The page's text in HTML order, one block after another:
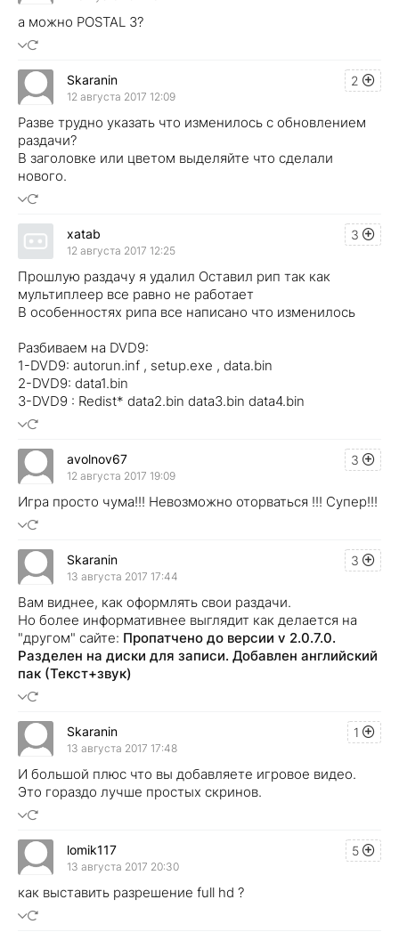
а можно POSTAL 3?
2
Skaranin
12 августа 2017 12:09
Разве трудно указать что изменилось с обновлением
раздачи?
В заголовке или цветом выделяйте что сделали
нового.
3
xatab
12 августа 2017 12:25
Прошлую раздачу я удалил Оставил рип так как
мультиплеер все равно не работает
В особенностях рипа все написано что изменилось
Разбиваем на DVD9:
1-DVD9: autorun.inf , setup.exe , data.bin
2-DVD9: data1.bin
3-DVD9 : Redist* data2.bin data3.bin data4.bin
3
avolnov67
12 августа 2017 19:09
Игра просто чума!!! Невозможно оторваться !!! Супер!!!
3
Skaranin
13 августа 2017 17:44
Вам виднее, как оформлять свои раздачи.
Но более информативнее выглядит как делается на
"другом" сайте: Пропатчено до версии v 2.0.7.0.
Разделен на диски для записи. Добавлен английский
пак (Текст+звук)
1
Skaranin
13 августа 2017 17:48
И большой плюс что вы добавляете игровое видео.
Это гораздо лучше простых скринов.
5
lomik117
13 августа 2017 20:30
как выставить разрешение full hd ?